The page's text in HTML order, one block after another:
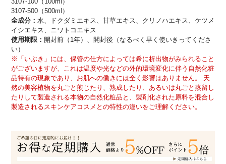
3107-500（500ml）
全成分： 水、ドクダミエキス、甘草エキス、クリノハエキス、ケツメ
イシエキス、ニワトコエキス
使用期限：開封前（1年）、開封後（なるべく早く使いきってくださ
い）
※「いぶき」には、保管の仕方によっては希に析出物がみられること
がございますが、これは温度や光などの外的環境変化に伴う自然化粧
品特有の現象であり、お肌への働きには全く影響はありません。 天
然の美容植物を丸ごと煎じたり、熟成したり、あるいは丸ごと蒸留し
たりして製造される本物の自然化粧品と、製剤化された原料を混合し
製造されるスキンケアコスメとの特性の違いをご理解ください。